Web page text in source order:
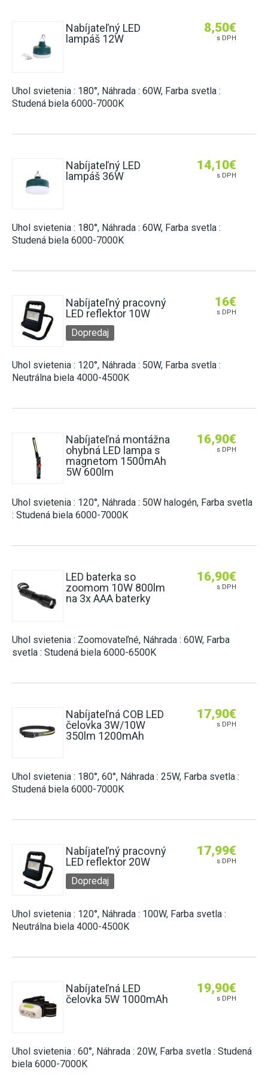
Nabíjateľný LED
lampáš 12W
8,50€
s DPH
Uhol svietenia : 180°, Náhrada : 60W, Farba svetla :
Studená biela 6000-7000K
Nabíjateľný LED
lampáš 36W
14,10€
s DPH
Uhol svietenia : 180°, Náhrada : 60W, Farba svetla :
Studená biela 6000-7000K
Nabíjateľný pracovný
LED reflektor 10W
Dopredaj
16€
s DPH
Uhol svietenia : 120°, Náhrada : 50W, Farba svetla :
Neutrálna biela 4000-4500K
Nabíjateľná montážna
ohybná LED lampa s
magnetom 1500mAh
5W 600lm
16,90€
s DPH
Uhol svietenia : 120°, Náhrada : 50W halogén, Farba svetla
: Studená biela 6000-7000K
LED baterka so
zoomom 10W 800lm
na 3x AAA baterky
16,90€
s DPH
Uhol svietenia : Zoomovateľné, Náhrada : 60W, Farba
svetla : Studená biela 6000-6500K
Nabíjateľná COB LED
čelovka 3W/10W
350lm 1200mAh
17,90€
s DPH
Uhol svietenia : 180°, 60°, Náhrada : 25W, Farba svetla :
Studená biela 6000-7000K
Nabíjateľný pracovný
LED reflektor 20W
Dopredaj
17,99€
s DPH
Uhol svietenia : 120°, Náhrada : 100W, Farba svetla :
Neutrálna biela 4000-4500K
Nabíjateľná LED
čelovka 5W 1000mAh
19,90€
s DPH
Uhol svietenia : 60°, Náhrada : 20W, Farba svetla : Studená
biela 6000-7000K